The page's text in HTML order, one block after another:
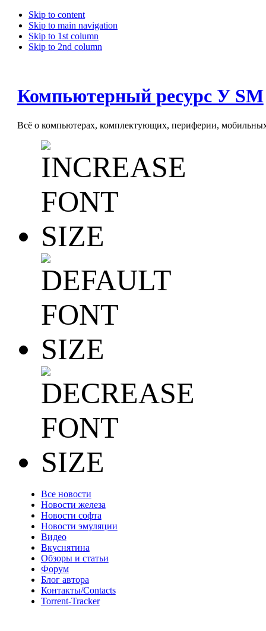
Skip to content
Skip to main navigation
Skip to 1st column
Skip to 2nd column
Компьютерный ресурс У SM
Всё о компьютерах, комплектующих, периферии, мобильных
Все новости
Новости железа
Новости софта
Новости эмуляции
Видео
Вкуснятина
Обзоры и статьи
Форум
Блог автора
Контакты/Contacts
Torrent-Tracker